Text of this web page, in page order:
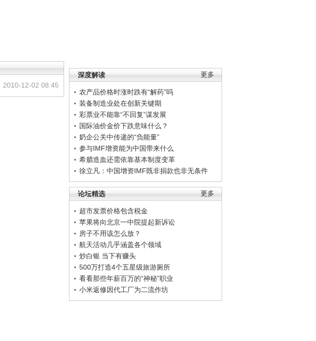
更多
深度解读
农产品价格时涨时跌有“解药”吗
装备制造业处在创新关键期
彩票业不能靠“不回复”谋发展
国际油价金价下跌意味什么？
奶企公关中传递的“负能量”
参与IMF增资能为中国带来什么
希腊造血还需依靠基本制度变革
徐立凡：中国增资IMF既非捐款也非无条件
更多
论坛精选
超市发票价格包含税金
苹果将向北京一中院提起新诉讼
房子不用该怎么放？
航天活动几乎涵盖各个领域
炒白银 当下有赚头
500万打造4个五星级旅游厕所
看看那些年薪百万的“神秘”职业
小米返修因代工厂为二流作坊
2010-12-02 08:45